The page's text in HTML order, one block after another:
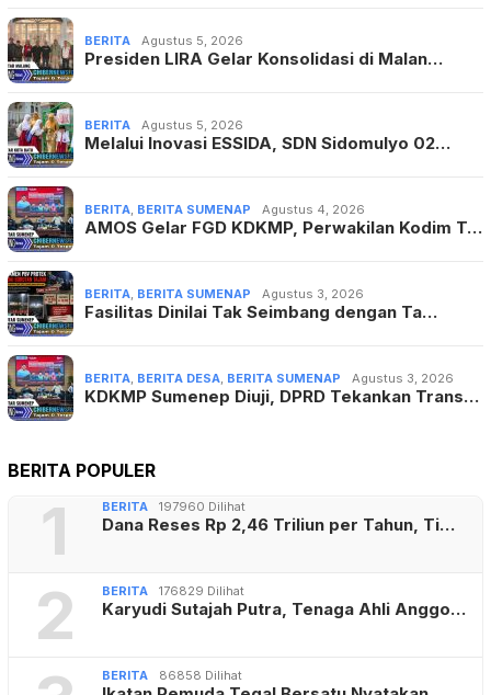
BERITA Agustus 5, 2026
Presiden LIRA Gelar Konsolidasi di Malan…
BERITA Agustus 5, 2026
Melalui Inovasi ESSIDA, SDN Sidomulyo 02…
BERITA, BERITA SUMENAP Agustus 4, 2026
AMOS Gelar FGD KDKMP, Perwakilan Kodim T…
BERITA, BERITA SUMENAP Agustus 3, 2026
Fasilitas Dinilai Tak Seimbang dengan Ta…
BERITA, BERITA DESA, BERITA SUMENAP Agustus 3, 2026
KDKMP Sumenep Diuji, DPRD Tekankan Trans…
BERITA POPULER
1 BERITA 197960 Dilihat
Dana Reses Rp 2,46 Triliun per Tahun, Ti…
2 BERITA 176829 Dilihat
Karyudi Sutajah Putra, Tenaga Ahli Anggo…
BERITA 86858 Dilihat